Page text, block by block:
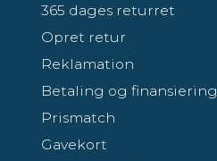
365 dages returret
Opret retur
Reklamation
Betaling og finansiering
Prismatch
Gavekort